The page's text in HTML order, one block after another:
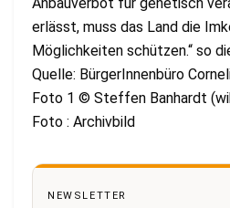
erlässt, muss das Land die
Möglichkeiten schützen.“ so
Quelle: BürgerInnenbüro
Foto 1 © Steffen Banhardt
Foto : Archivbild
NEWSLETTER